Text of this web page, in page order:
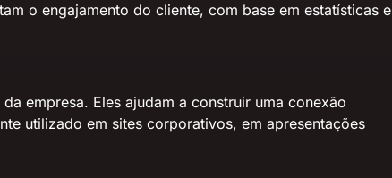
o engajamento do cliente, com base em estatísticas e
empresa. Eles ajudam a construir uma conexão
utilizado em sites corporativos, em apresentações